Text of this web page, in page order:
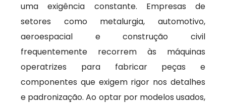
uma exigência constante. Empresas de
setores como metalurgia, automotivo,
aeroespacial e construção civil
frequentemente recorrem às máquinas
operatrizes para fabricar peças e
componentes que exigem rigor nos detalhes
e padronização. Ao optar por modelos usados,